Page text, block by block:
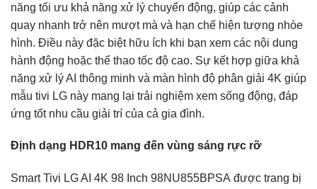
năng tối ưu khả năng xử lý chuyển động, giúp các cảnh
quay nhanh trở nên mượt mà và hạn chế hiện tượng nhòe
hình. Điều này đặc biệt hữu ích khi bạn xem các nội dung
hành động hoặc thể thao tốc độ cao. Sự kết hợp giữa khả
năng xử lý AI thông minh và màn hình độ phân giải 4K giúp
mẫu tivi LG này mang lại trải nghiệm xem sống động, đáp
ứng tốt nhu cầu giải trí của cả gia đình.
Định dạng HDR10 mang đến vùng sáng rực rỡ
Smart Tivi LG AI 4K 98 Inch 98NU855BPSA được trang bị